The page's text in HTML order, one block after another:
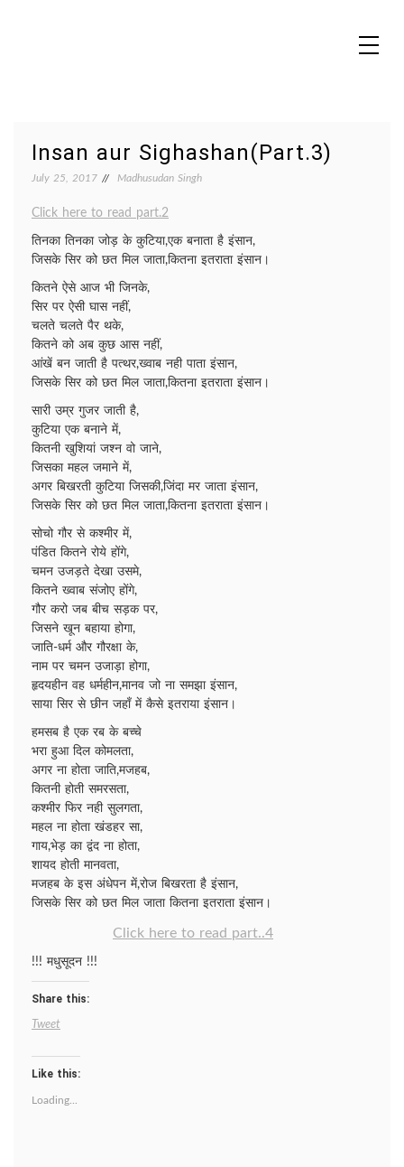
Insan aur Sighashan(Part.3)
July 25, 2017 Madhusudan Singh
Click here to read part.2
तिनका तिनका जोड़ के कुटिया,एक बनाता है इंसान,
जिसके सिर को छत मिल जाता,कितना इतराता इंसान।
कितने ऐसे आज भी जिनके,
सिर पर ऐसी घास नहीं,
चलते चलते पैर थके,
कितने को अब कुछ आस नहीं,
आंखें बन जाती है पत्थर,ख्वाब नही पाता इंसान,
जिसके सिर को छत मिल जाता,कितना इतराता इंसान।
सारी उम्र गुजर जाती है,
कुटिया एक बनाने में,
कितनी खुशियां जश्न वो जाने,
जिसका महल जमाने में,
अगर बिखरती कुटिया जिसकी,जिंदा मर जाता इंसान,
जिसके सिर को छत मिल जाता,कितना इतराता इंसान।
सोचो गौर से कश्मीर में,
पंडित कितने रोये होंगे,
चमन उजड़ते देखा उसमे,
कितने ख्वाब संजोए होंगे,
गौर करो जब बीच सड़क पर,
जिसने खून बहाया होगा,
जाति-धर्म और गौरक्षा के,
नाम पर चमन उजाड़ा होगा,
हृदयहीन वह धर्महीन,मानव जो ना समझा इंसान,
साया सिर से छीन जहाँ में कैसे इतराया इंसान।
हमसब है एक रब के बच्चे
भरा हुआ दिल कोमलता,
अगर ना होता जाति,मजहब,
कितनी होती समरसता,
कश्मीर फिर नही सुलगता,
महल ना होता खंडहर सा,
गाय,भेड़ का द्वंद ना होता,
शायद होती मानवता,
मजहब के इस अंधेपन में,रोज बिखरता है इंसान,
जिसके सिर को छत मिल जाता कितना इतराता इंसान।
Click here to read part..4
!!! मधुसूदन !!!
Share this:
Tweet
Like this:
Loading...